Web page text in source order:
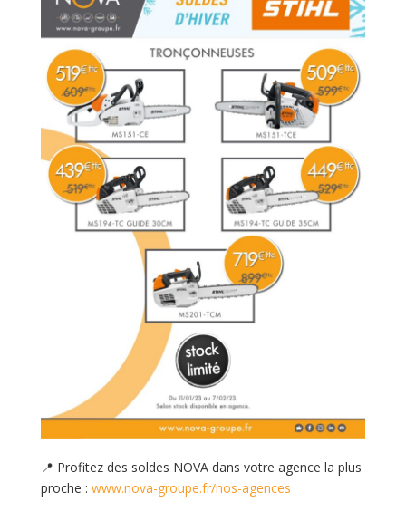
📍 Profitez des soldes NOVA dans votre agence la plus
proche : www.nova-groupe.fr/nos-agences